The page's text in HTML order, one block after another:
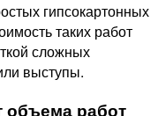
гипсокартонных
таких работ
сложных
выступы.
объема работ